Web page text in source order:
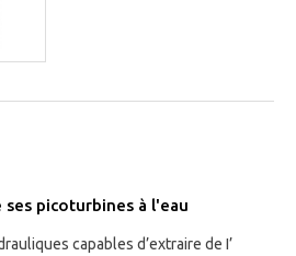
picoturbines à l'eau
capables d’extraire de I’